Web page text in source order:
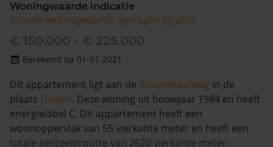
Woningwaarde indicatie
Actuele woningwaarde opvragen (gratis)
€ 150.000 - € 225.000
Berekend op 01-01-2021
Dit appartement ligt aan de Bovenmaatweg in de
plaats Huizen. Deze woning uit bouwjaar 1984 en heeft
energielabel C. Dit appartement heeft een
woonoppervlak van 55 vierkante meter en heeft een
totale perceelgrootte van 2620 vierkante meter.